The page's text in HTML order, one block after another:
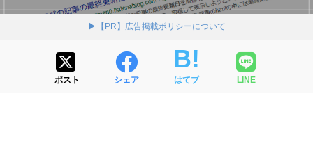
▶【PR】広告掲載ポリシーについて
ポスト シェア はてブ LINE